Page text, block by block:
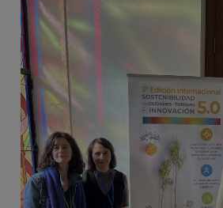
Image